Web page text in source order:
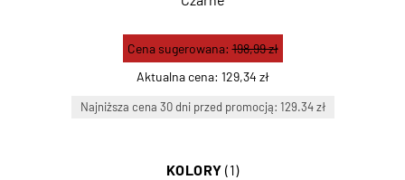
Aktualna cena: 129,34 zł
Cena sugerowana:198,99 zł
Najniższa cena 30 dni przed promocją: 129.34 zł
KOLORY (1)